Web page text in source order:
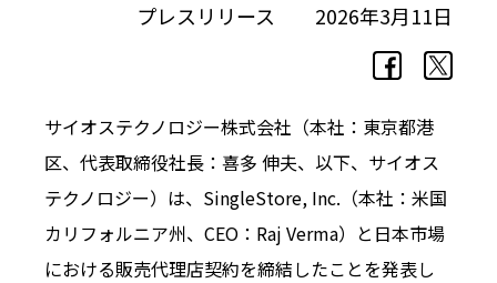
プレスリリース 2026年3月11日
サイオステクノロジー株式会社（本社：東京都港
区、代表取締役社長：喜多 伸夫、以下、サイオス
テクノロジー）は、SingleStore, Inc.（本社：米国
カリフォルニア州、CEO：Raj Verma）と日本市場
における販売代理店契約を締結したことを発表し